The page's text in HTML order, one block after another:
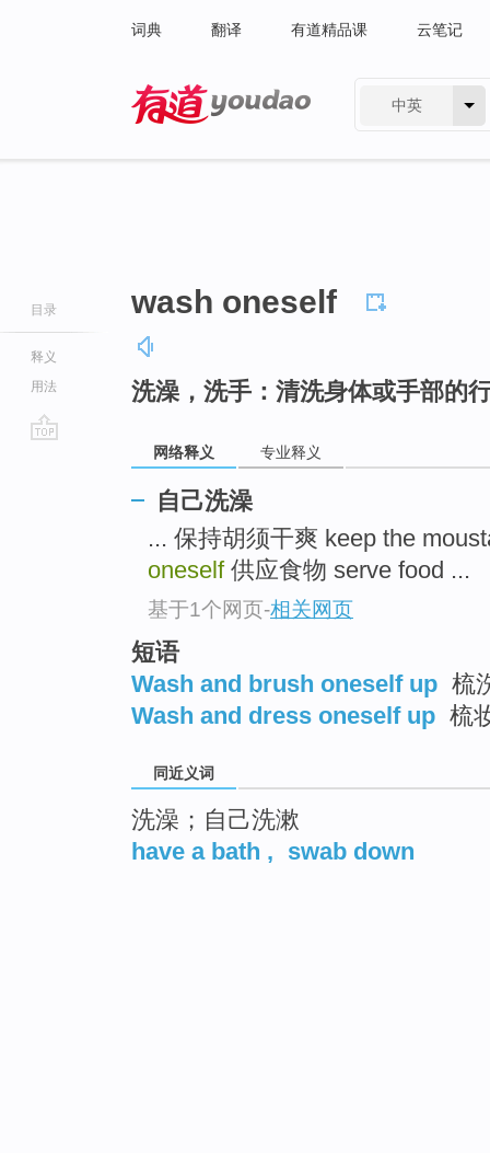
词典 翻译 有道精品课 云笔记
中英
目录
释义
用法
wash oneself
洗澡，洗手：清洗身体或手部的
网络释义 专业释义
自己洗澡
... 保持胡须干爽 keep the
oneself供应食物 serve food ...
基于1个网页-相关网页
短语
Wash and brush oneself up 梳
Wash and dress oneself up 梳
同近义词
洗澡；自己洗漱
have a bath , swab down